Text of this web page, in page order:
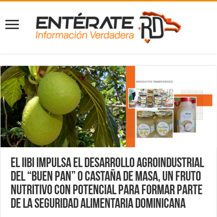
El IIBI impulsa el desarrollo agroindustrial
del “Buen Pan” o Castaña de Masa, un fruto
nutritivo con potencial para formar parte
de la seguridad alimentaria dominicana